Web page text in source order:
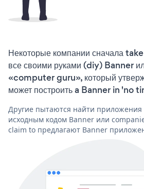
Некоторые компании сначала
все своими руками (diy) Banner
«computer guru», который
может построить a Banner in 'no
Другие пытаются найти
исходным кодом Banner или
claim to предлагают Banner